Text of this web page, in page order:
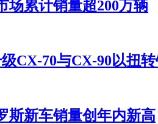
场累计销量超200万辆
CX-70与CX-90以扭
斯新车销量创年内新高